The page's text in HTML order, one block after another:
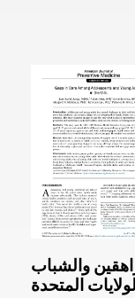
والشباب
المتحدة